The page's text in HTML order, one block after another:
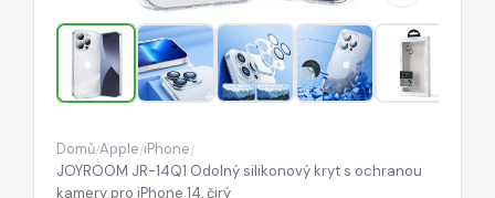
s
ochranou
kamery
pro
14,
Domů/Apple/iPhone/
JOYROOM JR-14Q1 Odolný silikonový kryt s ochranou
kamery pro iPhone 14, čirý